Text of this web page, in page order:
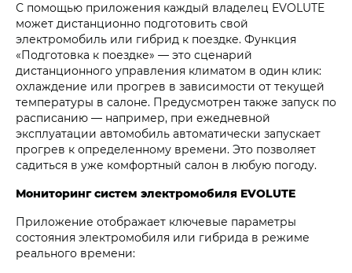
С помощью приложения каждый владелец EVOLUTE
может дистанционно подготовить свой
электромобиль или гибрид к поездке. Функция
«Подготовка к поездке» — это сценарий
дистанционного управления климатом в один клик:
охлаждение или прогрев в зависимости от текущей
температуры в салоне. Предусмотрен также запуск по
расписанию — например, при ежедневной
эксплуатации автомобиль автоматически запускает
прогрев к определенному времени. Это позволяет
садиться в уже комфортный салон в любую погоду.
Мониторинг систем электромобиля EVOLUTE
Приложение отображает ключевые параметры
состояния электромобиля или гибрида в режиме
реального времени: